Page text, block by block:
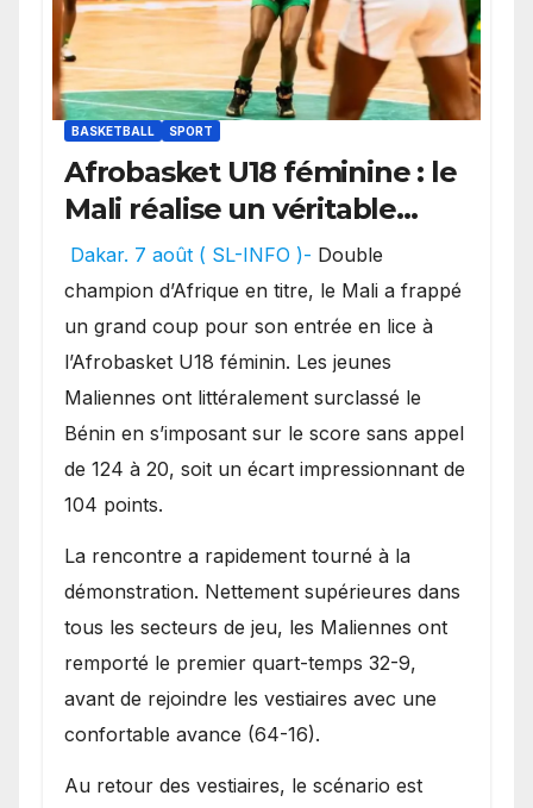
BASKETBALL SPORT
Afrobasket U18 féminine : le
Mali réalise un véritable
festival offensif et inflige
une lourde défaite au
Bénin.
Dakar. 7 août ( SL-INFO )- Double
champion d’Afrique en titre, le Mali a frappé
un grand coup pour son entrée en lice à
l’Afrobasket U18 féminin. Les jeunes
Maliennes ont littéralement surclassé le
Bénin en s’imposant sur le score sans appel
de 124 à 20, soit un écart impressionnant de
104 points.
La rencontre a rapidement tourné à la
démonstration. Nettement supérieures dans
tous les secteurs de jeu, les Maliennes ont
remporté le premier quart-temps 32-9,
avant de rejoindre les vestiaires avec une
confortable avance (64-16).
Au retour des vestiaires, le scénario est